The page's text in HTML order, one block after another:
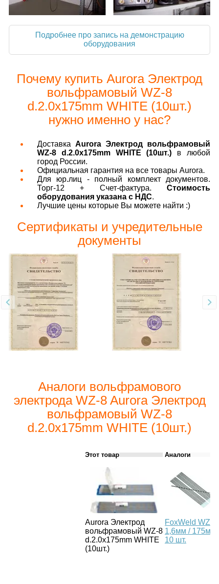
Подробнее про запись на демонстрацию
оборудования
Почему купить Aurora Электрод
вольфрамовый WZ-8
d.2.0x175mm WHITE (10шт.)
нужно именно у нас?
Доставка Aurora Электрод вольфрамовый
WZ-8 d.2.0x175mm WHITE (10шт.) в любой
город России.
Официальная гарантия на все товары Aurora.
Для юр.лиц - полный комплект документов.
Торг-12 + Счет-фактура. Стоимость
оборудования указана с НДС.
Лучшие цены которые Вы можете найти :)
Сертификаты и учредительные
документы
Аналоги вольфрамового
электрода WZ-8 Aurora Электрод
вольфрамовый WZ-8
d.2.0x175mm WHITE (10шт.)
Этот товар Аналоги
Aurora Электрод
вольфрамовый WZ-8
d.2.0x175mm WHITE
(10шт.)
FoxWeld WZ-8
1,6мм / 175мм,
10 шт.